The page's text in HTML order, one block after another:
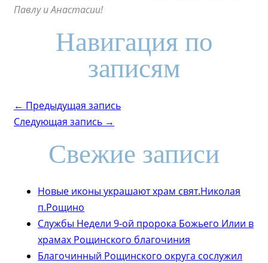
Павлу и Анастасии!
Навигация по
записям
← Предыдущая запись
Следующая запись →
Свежие записи
Новые иконы украшают храм свят.Николая
п.Рощино
Службы Недели 9-ой пророка Божьего Илии в
храмах Рощинского благочиния
Благочинный Рощинского округа сослужил